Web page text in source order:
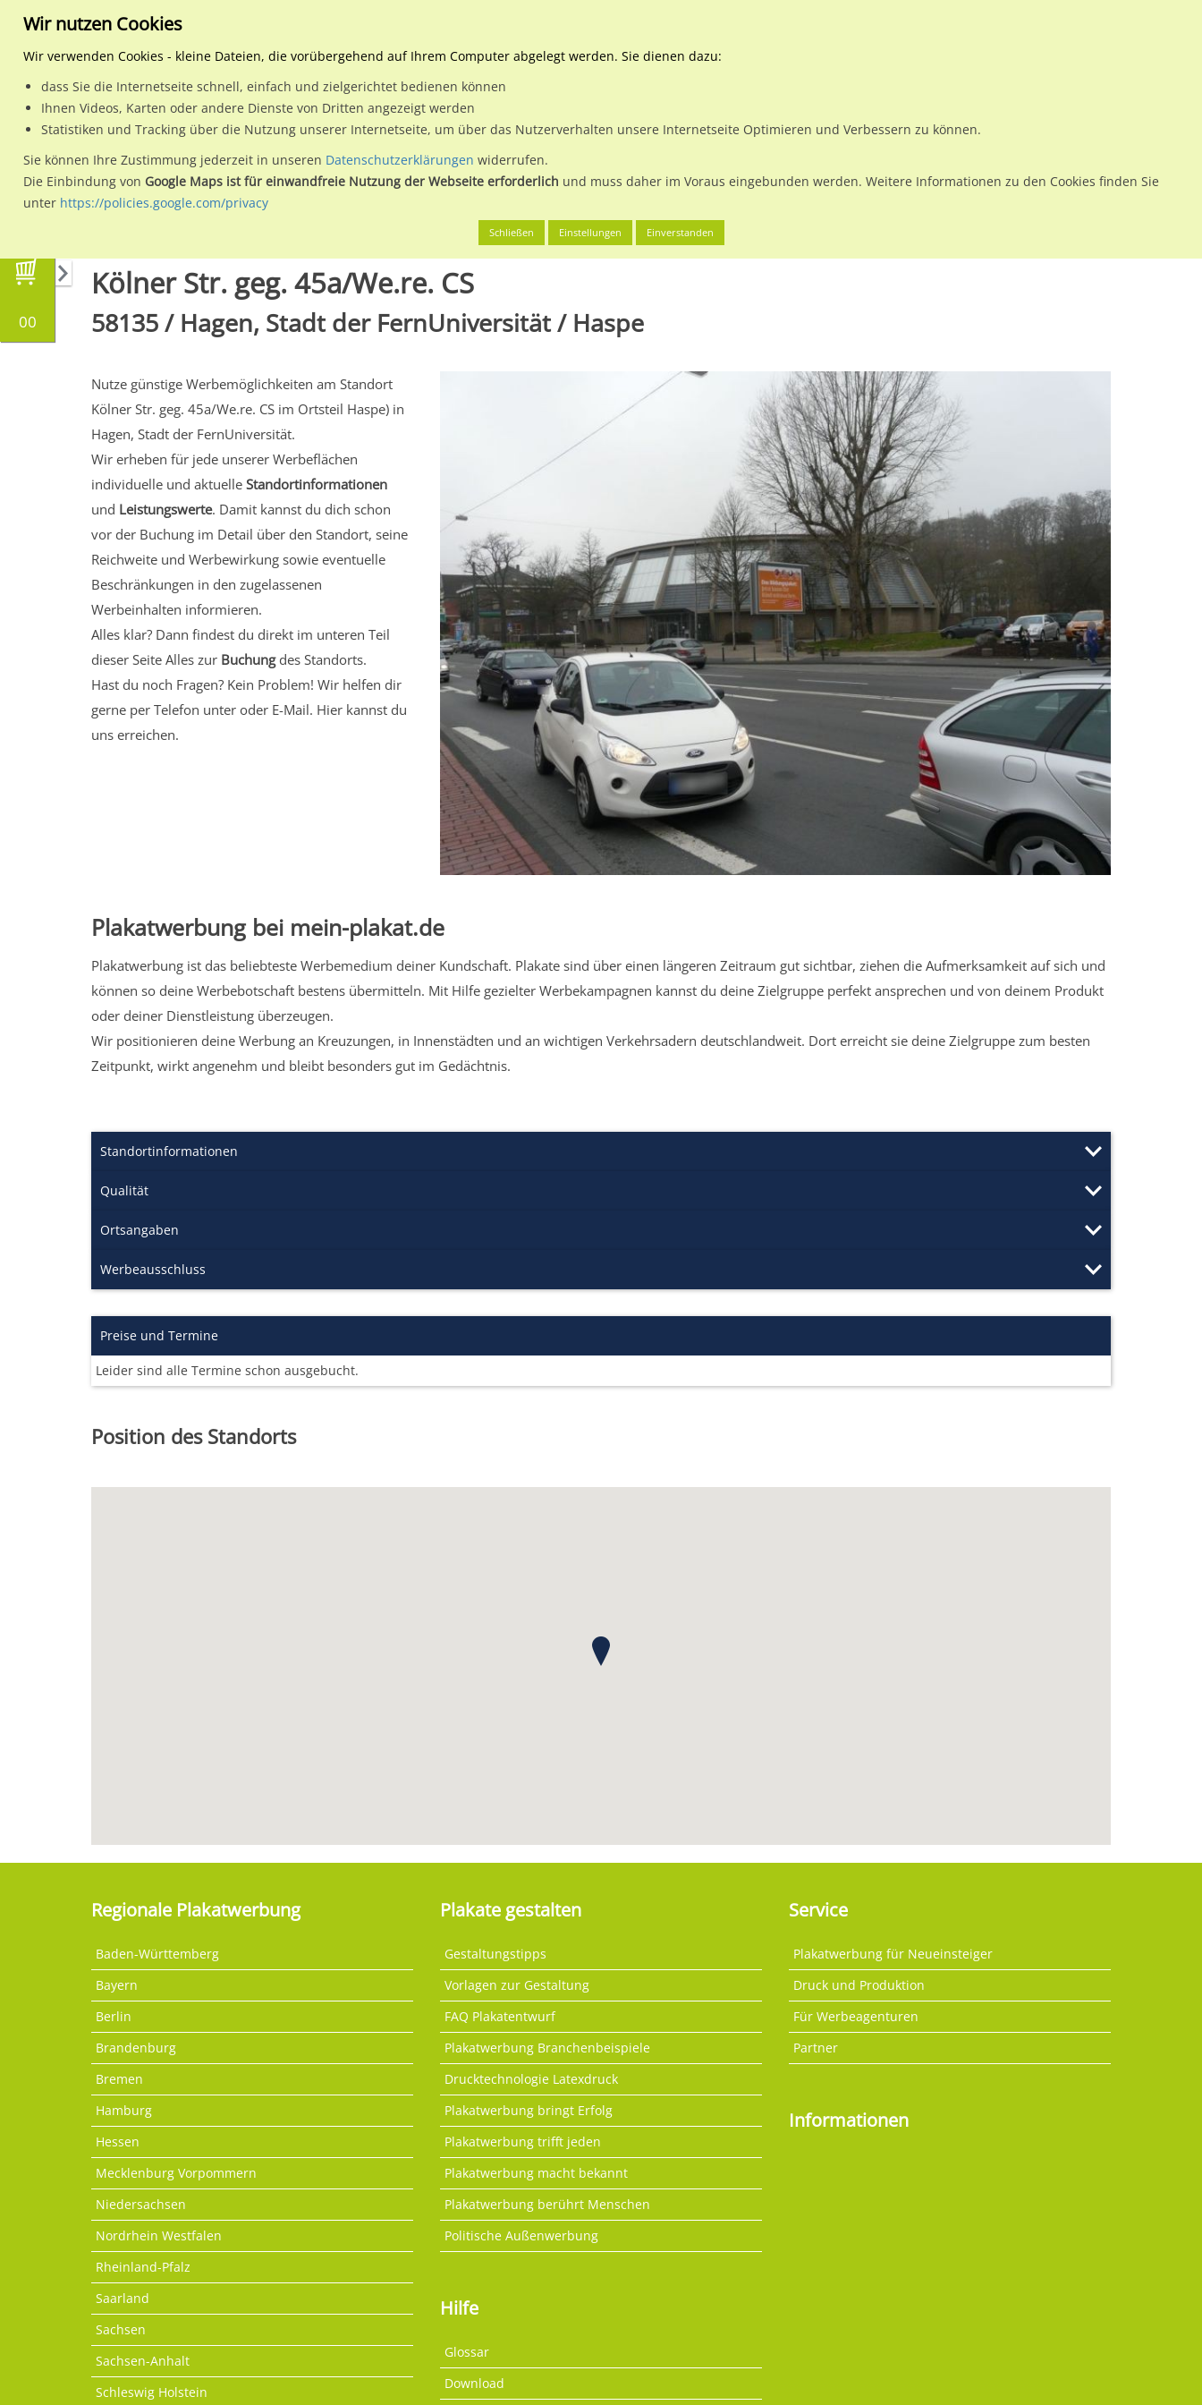
Planen & Buchen Plakatwerbung
Wähle den Werbestandort:
00
Hagen, Stadt der FernUniversität Kölner Str. geg. 45a/We.re. CS
Kölner Str. geg. 45a/We.re. CS
58135 / Hagen, Stadt der FernUniversität / Haspe
Nutze günstige Werbemöglichkeiten am Standort
Kölner Str. geg. 45a/We.re. CS im Ortsteil Haspe) in
Hagen, Stadt der FernUniversität.
Wir erheben für jede unserer Werbeflächen
individuelle und aktuelle Standortinformationen
und Leistungswerte. Damit kannst du dich schon
vor der Buchung im Detail über den Standort, seine
Reichweite und Werbewirkung sowie eventuelle
Beschränkungen in den zugelassenen
Werbeinhalten informieren.
Alles klar? Dann findest du direkt im unteren Teil
dieser Seite Alles zur Buchungdes Standorts.
Hast du noch Fragen? Kein Problem! Wir helfen dir
gerne per Telefon unter oder E-Mail. Hier kannst du
uns erreichen.
Plakatwerbung bei mein-plakat.de
Plakatwerbung ist das beliebteste Werbemedium deiner Kundschaft. Plakate sind über einen längeren Zeitraum gut sichtbar, ziehen die Aufmerksamkeit auf sich und
können so deine Werbebotschaft bestens übermitteln. Mit Hilfe gezielter Werbekampagnen kannst du deine Zielgruppe perfekt ansprechen und von deinem Produkt
oder deiner Dienstleistung überzeugen.
Wir positionieren deine Werbung an Kreuzungen, in Innenstädten und an wichtigen Verkehrsadern deutschlandweit. Dort erreicht sie deine Zielgruppe zum besten
Zeitpunkt, wirkt angenehm und bleibt besonders gut im Gedächtnis.
Standortinformationen
Qualität
Ortsangaben
Werbeausschluss
Preise und Termine
Leider sind alle Termine schon ausgebucht.
Position des Standorts
Regionale Plakatwerbung
Baden-Württemberg
Bayern
Berlin
Brandenburg
Bremen
Hamburg
Hessen
Mecklenburg Vorpommern
Niedersachsen
Nordrhein Westfalen
Rheinland-Pfalz
Saarland
Sachsen
Sachsen-Anhalt
Schleswig Holstein
Plakate gestalten
Gestaltungstipps
Vorlagen zur Gestaltung
FAQ Plakatentwurf
Plakatwerbung Branchenbeispiele
Drucktechnologie Latexdruck
Plakatwerbung bringt Erfolg
Plakatwerbung trifft jeden
Plakatwerbung macht bekannt
Plakatwerbung berührt Menschen
Politische Außenwerbung
Hilfe
Glossar
Download
Service
Plakatwerbung für Neueinsteiger
Druck und Produktion
Für Werbeagenturen
Partner
Informationen
Wir nutzen Cookies
Wir verwenden Cookies - kleine Dateien, die vorübergehend auf Ihrem Computer abgelegt werden. Sie dienen dazu:
dass Sie die Internetseite schnell, einfach und zielgerichtet bedienen können
Ihnen Videos, Karten oder andere Dienste von Dritten angezeigt werden
Statistiken und Tracking über die Nutzung unserer Internetseite, um über das Nutzerverhalten unsere Internetseite Optimieren und Verbessern zu können.
Sie können Ihre Zustimmung jederzeit in unseren Datenschutzerklärungen widerrufen.
Die Einbindung von Google Maps ist für einwandfreie Nutzung der Webseite erforderlich und muss daher im Voraus eingebunden werden. Weitere Informationen zu den Cookies finden Sie
unter https://policies.google.com/privacy
Schließen Einstellungen Einverstanden